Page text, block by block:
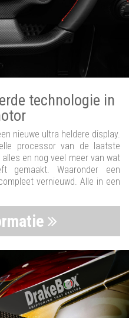
technologie in
nieuwe ultra heldere display.
processor van de laatste
en nog veel meer van wat
gemaakt. Waaronder een
vernieuwd. Alle in een